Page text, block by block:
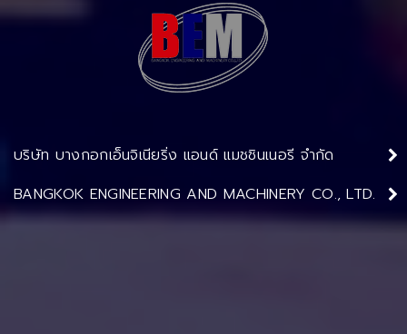
บริษัท บางกอกเอ็นจิเนียริ่ง แอนด์ แมชชินเนอรี จำกัด
BANGKOK ENGINEERING AND MACHINERY CO., LTD.